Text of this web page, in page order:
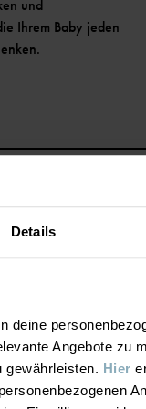
Details
deine
Angebote zu
gewährleisten. Hier
und
Ihrem Baby jeden